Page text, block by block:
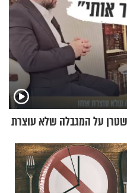
על המגבלה שלא עוצרת